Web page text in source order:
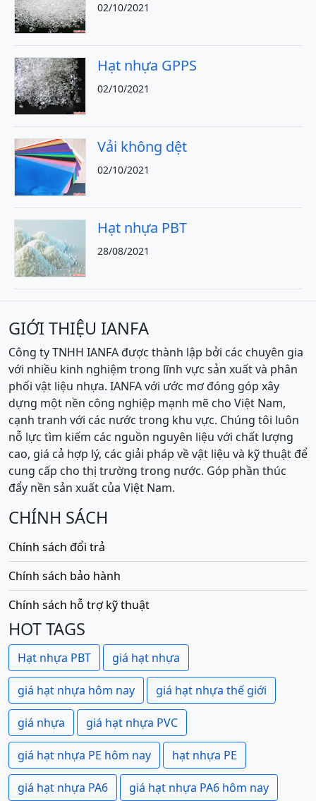
02/10/2021
Hạt nhựa GPPS
02/10/2021
Vải không dệt
02/10/2021
Hạt nhựa PBT
28/08/2021
GIỚI THIỆU IANFA
Công ty TNHH IANFA được thành lập bởi các chuyên gia
với nhiều kinh nghiệm trong lĩnh vực sản xuất và phân
phối vật liệu nhựa. IANFA với ước mơ đóng góp xây
dựng một nền công nghiệp mạnh mẽ cho Việt Nam,
cạnh tranh với các nước trong khu vực. Chúng tôi luôn
nỗ lực tìm kiếm các nguồn nguyên liệu với chất lượng
cao, giá cả hợp lý, các giải pháp về vật liệu và kỹ thuật để
cung cấp cho thị trường trong nước. Góp phần thúc
đẩy nền sản xuất của Việt Nam.
CHÍNH SÁCH
Chính sách đổi trả
Chính sách bảo hành
Chính sách hỗ trợ kỹ thuật
HOT TAGS
Hạt nhựa PBT giá hạt nhựa
giá hạt nhựa hôm nay giá hạt nhựa thế giới
giá nhựa giá hạt nhựa PVC
giá hạt nhựa PE hôm nay hạt nhựa PE
giá hạt nhựa PA6 giá hạt nhựa PA6 hôm nay